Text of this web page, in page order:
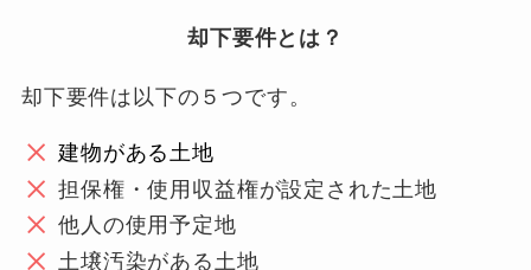
却下要件とは？
却下要件は以下の５つです。
建物がある土地
担保権・使用収益権が設定された土地
他人の使用予定地
土壌汚染がある土地